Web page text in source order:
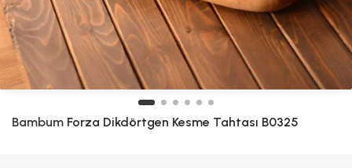
Bambum Forza Dikdörtgen Kesme Tahtası B0325